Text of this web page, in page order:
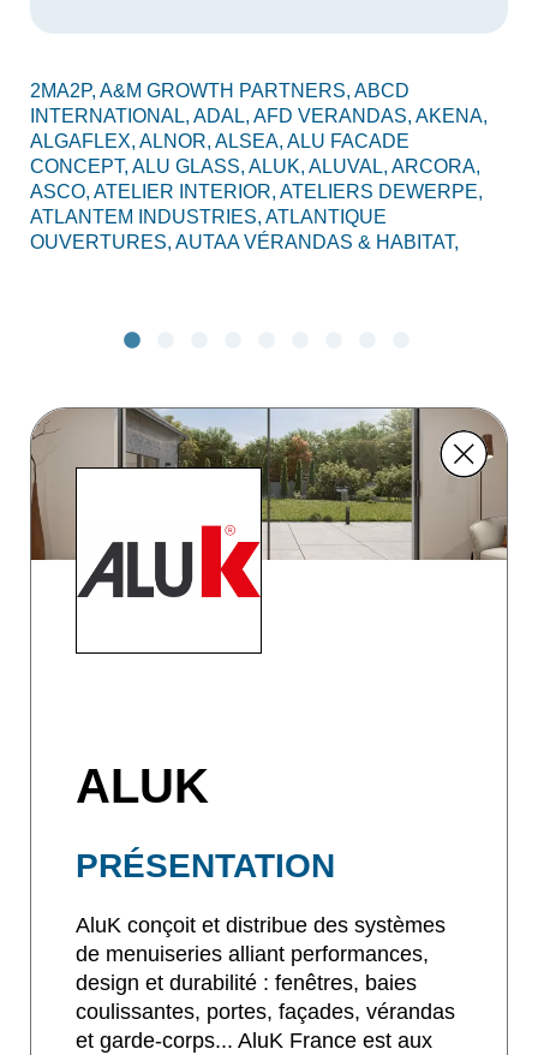
2MA2P, A&M GROWTH PARTNERS, ABCD
INTERNATIONAL, ADAL, AFD VERANDAS, AKENA,
ALGAFLEX, ALNOR, ALSEA, ALU FACADE
CONCEPT, ALU GLASS, ALUK, ALUVAL, ARCORA,
ASCO, ATELIER INTERIOR, ATELIERS DEWERPE,
ATLANTEM INDUSTRIES, ATLANTIQUE
OUVERTURES, AUTAA VÉRANDAS & HABITAT,
ALUK
PRÉSENTATION
AluK conçoit et distribue des systèmes
de menuiseries alliant performances,
design et durabilité : fenêtres, baies
coulissantes, portes, façades, vérandas
et garde-corps... AluK France est aux